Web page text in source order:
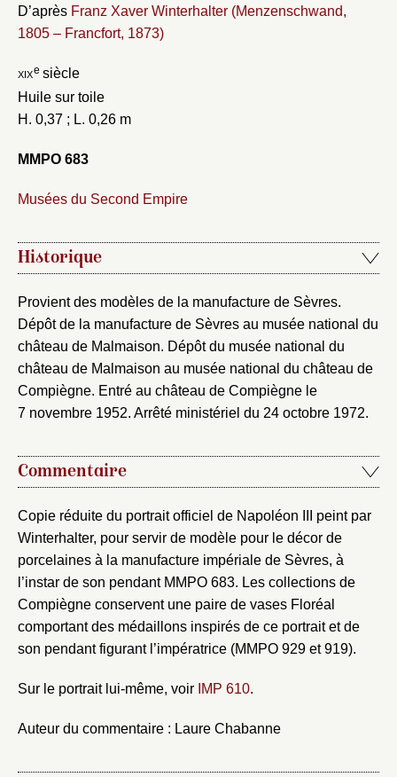
D’après Franz Xaver Winterhalter (Menzenschwand,
1805 – Francfort, 1873)
xixe siècle
Huile sur toile
H. 0,37 ; L. 0,26 m
MMPO 683
Musées du Second Empire
Historique
Provient des modèles de la manufacture de Sèvres.
Dépôt de la manufacture de Sèvres au musée national du
château de Malmaison. Dépôt du musée national du
château de Malmaison au musée national du château de
Compiègne. Entré au château de Compiègne le
7 novembre 1952. Arrêté ministériel du 24 octobre 1972.
Commentaire
Copie réduite du portrait officiel de Napoléon III peint par
Winterhalter, pour servir de modèle pour le décor de
porcelaines à la manufacture impériale de Sèvres, à
l’instar de son pendant MMPO 683. Les collections de
Compiègne conservent une paire de vases Floréal
comportant des médaillons inspirés de ce portrait et de
son pendant figurant l’impératrice (MMPO 929 et 919).
Sur le portrait lui-même, voir IMP 610.
Auteur du commentaire : Laure Chabanne
notice
Nom du dossier
Valider
Nouveau dossier
Créer et ajouter
Mot de passe
Vous n'êtes pas encore inscrit ?Créer un compte
Vous avez oublié votre mot de passe ?